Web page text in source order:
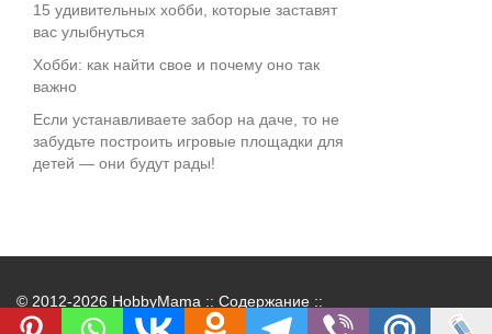
15 удивительных хобби, которые заставят
вас улыбнуться
Хобби: как найти свое и почему оно так
важно
Если устанавливаете забор на даче, то не
забудьте построить игровые площадки для
детей — они будут рады!
© 2012-2026 HobbyMama :: Содержание ::
Контакты